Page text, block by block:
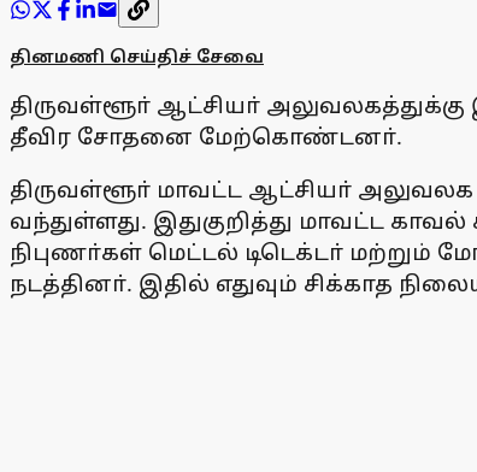
தினமணி செய்திச் சேவை
திருவள்ளூா் ஆட்சியா்
தீவிர சோதனை மேற்கொண்டனா்.
திருவள்ளூா் மாவட்ட ஆட்சியா்
வந்துள்ளது. இதுகுறித்து மாவட்ட
நிபுணா்கள் மெட்டல் டிடெக்டா் மற்றும்
நடத்தினா். இதில் எதுவும் சிக்காத